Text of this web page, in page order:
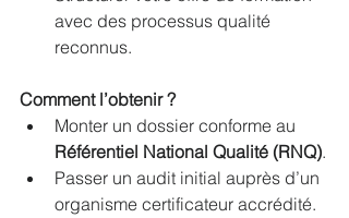
avec des processus qualité
reconnus.
Comment l’obtenir ?
Monter un dossier conforme au
Référentiel National Qualité (RNQ).
Passer un audit initial auprès d’un
organisme certificateur accrédité.